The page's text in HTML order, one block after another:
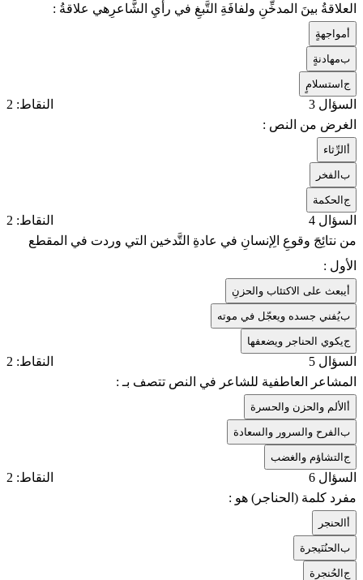
العلاقةُ بينَ المدخِّنِ ولفافَةِ التَّبغِ في رأيِ الشَّاعرِهي علاقةُ :
مواجهةٍ
بمهادنةٍ
جاستسلامٍ
السؤال 3
النقاط: 2
الغرض من النص :
الرِّثاء
بالفخر
جالحكمة
السؤال 4
النقاط: 2
من نتائِجَ وقوعِ الِإنسانِ في عادةِ التَّدخين التي وردت في المقطع
الأول :
يبعث على الاكتئاب والحزنِ
بيُفني جسده ويعجّل في موته
جيكوي الحناجر ويضعفها
السؤال 5
النقاط: 2
المشاعر العاطفية للشاعر في النص تتصف بـ :
الألم والحزن والحسرة
بالفرح والسرور والسعادة
جالتشاؤم والغضب
السؤال 6
النقاط: 2
مفرد كلمة (الحناجر) هو :
الحنجر
بالحنُنَيجرة
جالحُنجرة